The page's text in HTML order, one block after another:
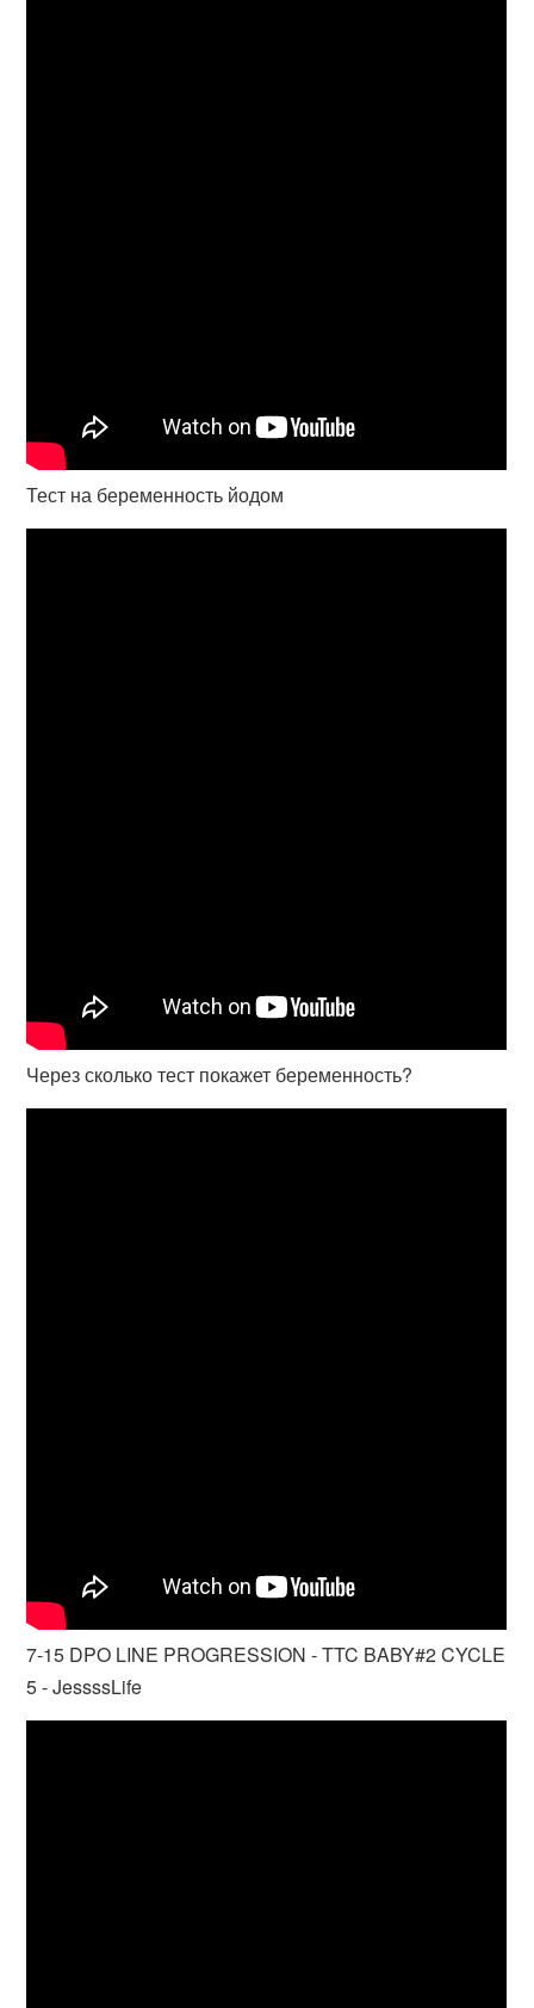
Тест на беременность йодом
Через сколько тест покажет беременность?
7-15 DPO LINE PROGRESSION - TTC BABY#2 CYCLE
5 - JessssLife